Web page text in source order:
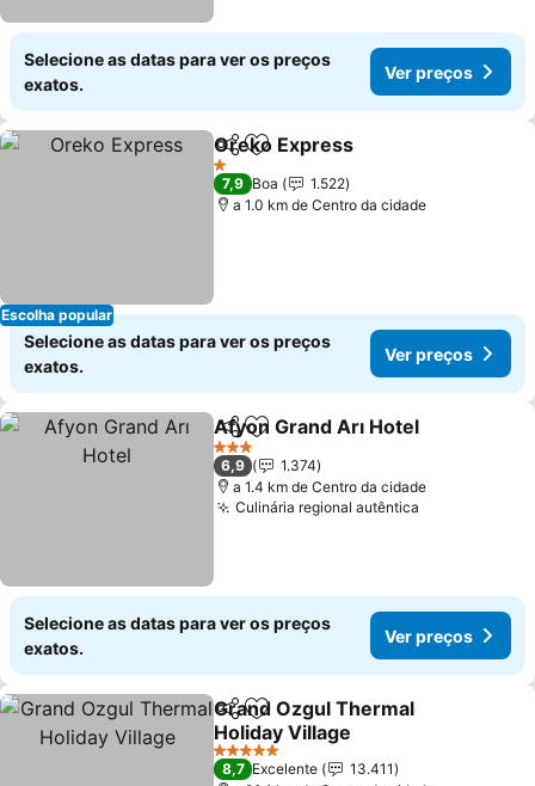
Selecione as datas para ver os preços
exatos.
Ver preços
Escolha popular
PartilharAdicionar aos favoritos
Oreko Express
1 Estrelas
7,9 Boa
1.522
a 1.0 km de Centro da cidade
Selecione as datas para ver os preços
exatos.
Ver preços
PartilharAdicionar aos favoritos
Afyon Grand Arı Hotel
3 Estrelas
6,9
1.374
a 1.4 km de Centro da cidade
Culinária regional autêntica
Selecione as datas para ver os preços
exatos.
Ver preços
PartilharAdicionar aos favoritos
Grand Ozgul Thermal
Holiday Village
5 Estrelas
8,7 Excelente
13.411